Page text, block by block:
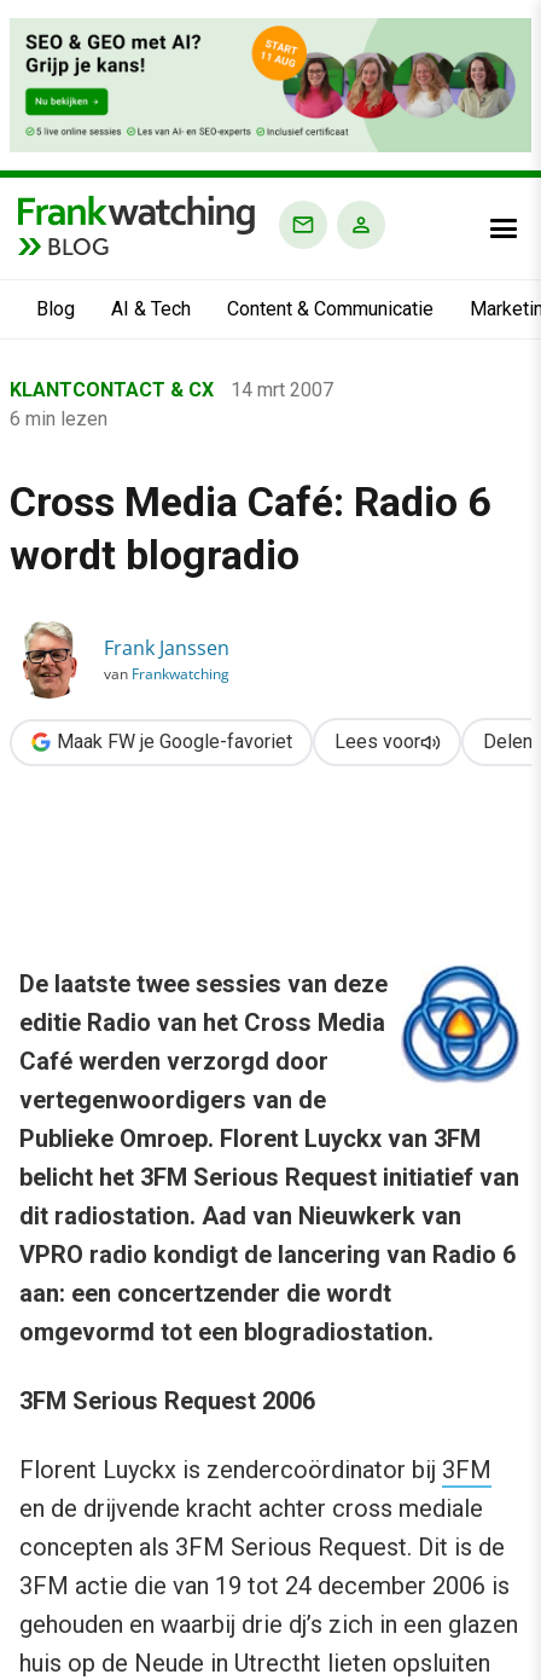
BLOG
Blog AI & Tech Content & Communicatie
›
Klantcontact & CX
›
KLANTCONTACT & CX
14 mrt 2007
6 min lezen
Cross Media Café: Radio 6
wordt blogradio
Frank Janssen
van Frankwatching
Maak FW je Google-favoriet Lees voor Delen
De laatste twee sessies van deze
editie Radio van het Cross Media
Café werden verzorgd door
vertegenwoordigers van de
Publieke Omroep. Florent Luyckx van 3FM
belicht het 3FM Serious Request initiatief van
dit radiostation. Aad van Nieuwkerk van
VPRO radio kondigt de lancering van Radio 6
aan: een concertzender die wordt
omgevormd tot een blogradiostation.
3FM Serious Request 2006
Florent Luyckx is zendercoördinator bij 3FM
en de drijvende kracht achter cross mediale
concepten als 3FM Serious Request. Dit is de
3FM actie die van 19 tot 24 december 2006 is
gehouden en waarbij drie dj’s zich in een glazen
huis op de Neude in Utrectht lieten opsluiten